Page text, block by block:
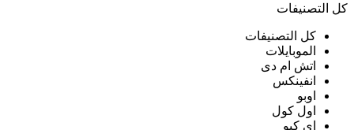
كل التصنيفات
كل التصنيفات
الموبايلات
اتش ام دى
انفينكس
اوبو
اول كول
اي كيو